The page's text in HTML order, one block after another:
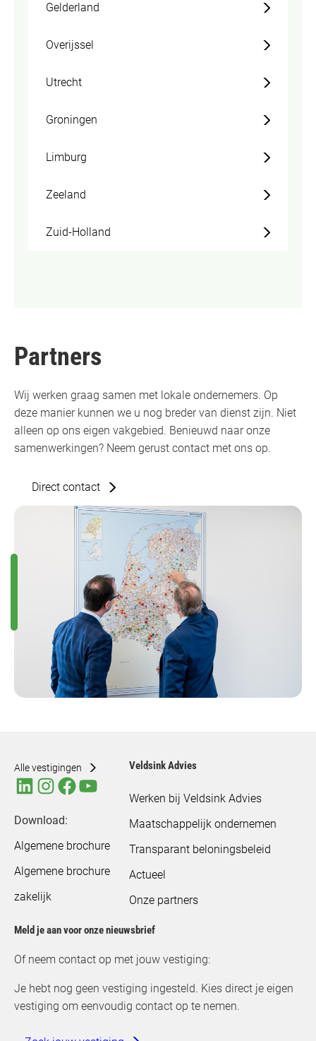
Gelderland
Overijssel
Utrecht
Groningen
Limburg
Zeeland
Zuid-Holland
Partners
Wij werken graag samen met lokale ondernemers. Op
deze manier kunnen we u nog breder van dienst zijn. Niet
alleen op ons eigen vakgebied. Benieuwd naar onze
samenwerkingen? Neem gerust contact met ons op.
Direct contact
Alle vestigingen
Download:
Algemene brochure
Algemene brochure
zakelijk
Veldsink Advies
Werken bij Veldsink Advies
Maatschappelijk ondernemen
Transparant beloningsbeleid
Actueel
Onze partners
Meld je aan voor onze nieuwsbrief
Of neem contact op met jouw vestiging:
Je hebt nog geen vestiging ingesteld. Kies direct je eigen
vestiging om eenvoudig contact op te nemen.